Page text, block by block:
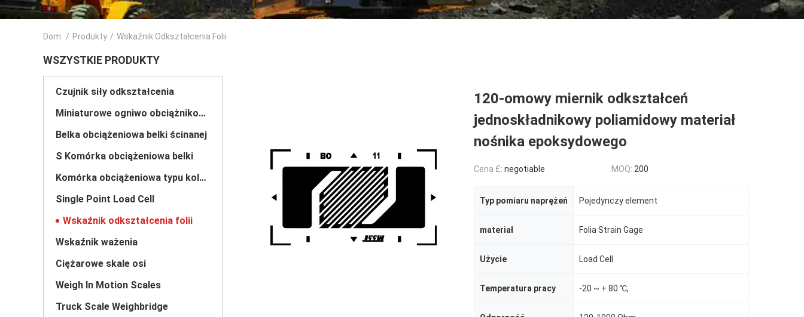
Dom / Produkty / Wskaźnik Odkształcenia Folii
WSZYSTKIE PRODUKTY
Czujnik siły odkształcenia
Miniaturowe ogniwo obciążnikowe
Belka obciążeniowa belki ścinanej
S Komórka obciążeniowa belki
Komórka obciążeniowa typu kolumny
Single Point Load Cell
Wskaźnik odkształcenia folii
Wskaźnik ważenia
Ciężarowe skale osi
Weigh In Motion Scales
Truck Scale Weighbridge
120-omowy miernik odkształceń
jednoskładnikowy poliamidowy materiał
nośnika epoksydowego
Cena £: negotiable MOQ: 200
Typ pomiaru naprężeń Pojedynczy element
materiał Folia Strain Gage
Użycie Load Cell
Temperatura pracy -20 ~ + 80 ℃,